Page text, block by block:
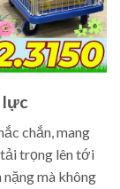
lực
chắn, mang
trọng lên tới
mà không